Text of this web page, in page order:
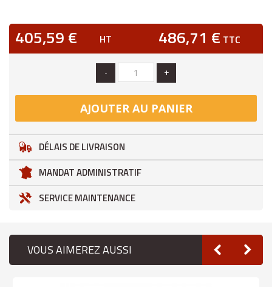
405,59 € HT 486,71 € TTC
- +
AJOUTER AU PANIER
DÉLAIS DE LIVRAISON
MANDAT ADMINISTRATIF
SERVICE MAINTENANCE
VOUS AIMEREZ AUSSI